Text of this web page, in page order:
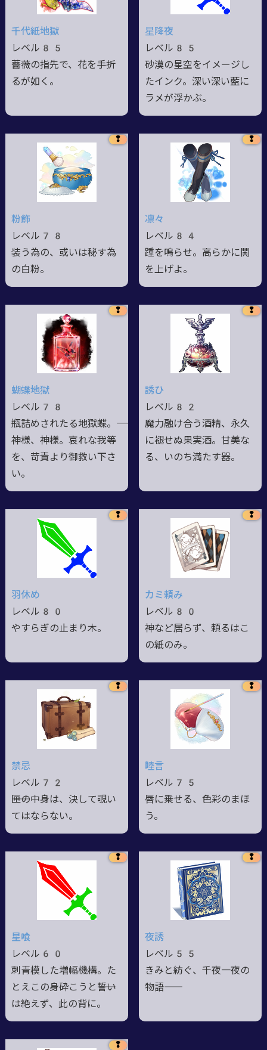
千代紙地獄
レベル85
薔薇の指先で、花を手折
るが如く。
星降夜
レベル85
砂漠の星空をイメージし
たインク。深い深い藍に
ラメが浮かぶ。
❢
粉飾
レベル78
装う為の、或いは秘す為
の白粉。
❢
凛々
レベル84
踵を鳴らせ。高らかに鬨
を上げよ。
❢
蝴蝶地獄
レベル78
瓶詰めされたる地獄蝶。――
神様、神様。哀れな我等
を、苛責より御救い下さ
い。
❢
誘ひ
レベル82
魔力融け合う酒精、永久
に褪せぬ果実酒。甘美な
る、いのち満たす器。
❢
羽休め
レベル80
やすらぎの止まり木。
❢
カミ頼み
レベル80
神など居らず、頼るはこ
の紙のみ。
❢
禁忌
レベル72
――匣の中身は、決して覗い
てはならない。
❢
睦言
レベル75
唇に乗せる、色彩のまほ
う。
❢
星喰
レベル60
刺青模した増幅機構。た
とえこの身砕こうと――誓い
は絶えず、此の背に。
❢
夜誘
レベル55
きみと紡ぐ、千夜一夜の
物語――
❢